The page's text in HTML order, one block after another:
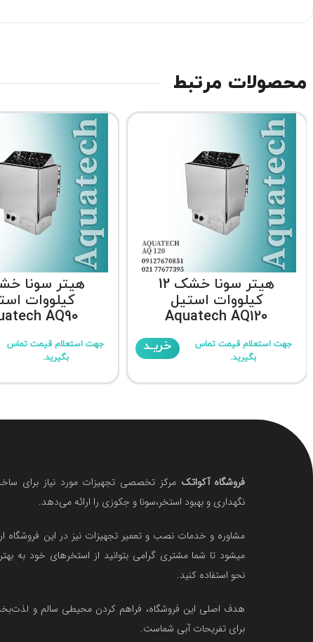
محصولات مرتبط
هیتر سونا خشک 12
کیلووات استیل
Aquatech AQ120
جهت استعلام قیمت تماس
بگیرید.
خریـد
کیلووات
AQ90
جهت استعلام قیمت تماس
بگیرید.
فروشگاه آکواتک مرکز تخصصی تجهیزات مورد نیاز برای
نگهداری و بهبود استخر،سونا و جکوزی را ارائه می‌دهد.
مشاوره و خدمات نصب و تعمیر تجهیزات نیز در این فروشگاه
میشود تا شما مشتری گرامی بتوانید از استخرهای خود به
نحو استفاده کنید.
هدف اصلی این فروشگاه‌، فراهم کردن محیطی سالم و
برای تفریحات آبی شماست.